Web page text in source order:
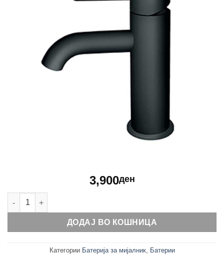
3,900ден
Батерија за мијалник Rosan Dark JD30101 количина
ДОДАЈ ВО КОШНИЦА
Категории Батерија за мијалник, Батерии